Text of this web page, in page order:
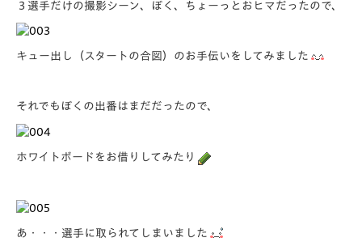
３選手だけの撮影シーン、ぼく、ちょーっとおヒマだったので、
キュー出し（スタートの合図）のお手伝いをしてみました
それでもぼくの出番はまだだったので、
ホワイトボードをお借りしてみたり
あ・・・選手に取られてしまいました